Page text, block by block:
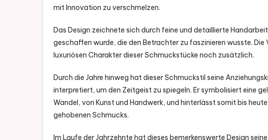
mit Innovation zu verschmelzen.
Das Design zeichnete sich durch feine und detaillierte
geschaffen wurde, die den Betrachter zu faszinieren wusste.
luxuriösen Charakter dieser Schmuckstücke noch zusätzlich.
Durch die Jahre hinweg hat dieser Schmuckstil seine
interpretiert, um den Zeitgeist zu spiegeln. Er symbolisiert eine
Wandel, von Kunst und Handwerk, und hinterlässt somit bis
gehobenen Schmucks.
Im Laufe der Jahrzehnte hat dieses bemerkenswerte Design